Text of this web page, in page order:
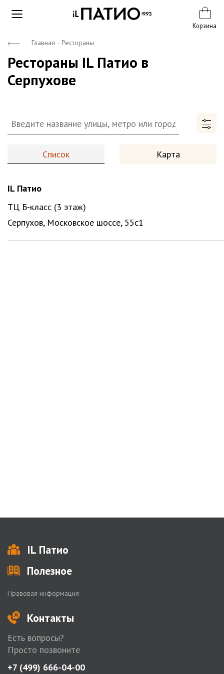
Корзина
Главная · Рестораны
Рестораны IL Патио в
Серпухове
Список Карта
IL Патио
ТЦ Б-класс (3 этаж)
Серпухов, Московское шоссе, 55с1
IL Патио
Полезное
Правовая информация
Контакты
Есть вопросы?
Просто позвоните
+7 (499) 666-04-00